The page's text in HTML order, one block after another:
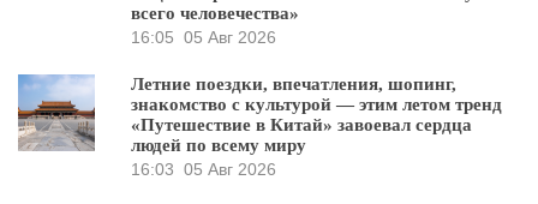
всего человечества»
16:05 05 Авг 2026
Летние поездки, впечатления, шопинг,
знакомство с культурой — этим летом тренд
«Путешествие в Китай» завоевал сердца
людей по всему миру
16:03 05 Авг 2026